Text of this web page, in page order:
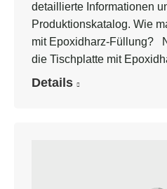
detaillierte Informationen
Produktionskatalog. Wie
mit Epoxidharz-Füllung?
die Tischplatte mit
Details